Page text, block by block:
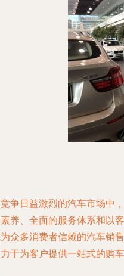
争日益激烈的汽车市场中
养、全面的服务体系和以
众多消费者信赖的汽车销
于为客户提供一站式的购